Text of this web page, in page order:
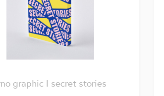
graphic l secret stories